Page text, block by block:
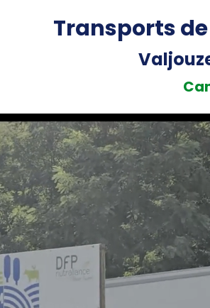
Transports